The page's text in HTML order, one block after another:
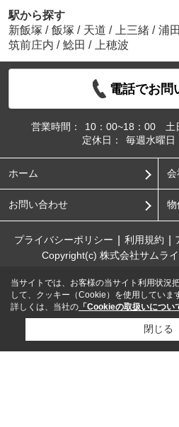
駅から探す
新飯塚 / 飯塚 / 天道 / 上三緒 / 浦田
筑前庄内 / 鯰田 / 上穂波
電話でお問
営業時間：
10：00~18：00 土
定休日：
毎週水曜日
ホーム 会
お問い合わせ 物
プライバシーポリシー 利用規約
Copyright(c) 株式会社サムラ
当サイトでは、お客様の当サイト利用状況
して、クッキー（Cookie）を使用していま
詳しくは、当社の 「Cookieの取扱いについ
閉じる